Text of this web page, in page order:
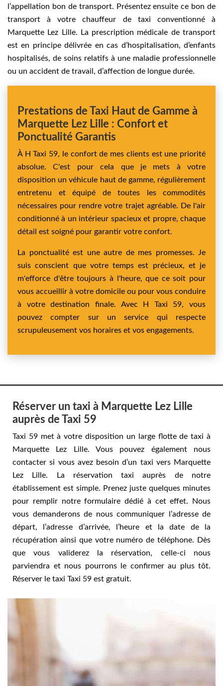
l’appellation bon de transport. Présentez ensuite ce bon de
transport à votre chauffeur de taxi conventionné à
Marquette Lez Lille. La prescription médicale de transport
est en principe délivrée en cas d’hospitalisation, d’enfants
hospitalisés, de soins relatifs à une maladie professionnelle
ou un accident de travail, d’affection de longue durée.
Prestations de Taxi Haut de Gamme à
Marquette Lez Lille : Confort et
Ponctualité Garantis
À H Taxi 59, le confort de mes clients est une priorité
absolue. C'est pour cela que je mets à votre
disposition un véhicule haut de gamme, régulièrement
entretenu et équipé de toutes les commodités
nécessaires pour rendre votre trajet agréable. De l'air
conditionné à un intérieur spacieux et propre, chaque
détail est soigné pour garantir votre confort.
La ponctualité est une autre de mes promesses. Je
suis conscient que votre temps est précieux, et je
m'efforce d'être toujours à l'heure, que ce soit pour
vous accueillir à votre domicile ou pour vous conduire
à votre destination finale. Avec H Taxi 59, vous
pouvez compter sur un service qui respecte
scrupuleusement vos horaires et vos engagements.
Réserver un taxi à Marquette Lez Lille
auprès de Taxi 59
Taxi 59 met à votre disposition un large flotte de taxi à
Marquette Lez Lille. Vous pouvez également nous
contacter si vous avez besoin d’un taxi vers Marquette
Lez Lille. La réservation taxi auprès de notre
établissement est simple. Prenez juste quelques minutes
pour remplir notre formulaire dédié à cet effet. Nous
vous demanderons de nous communiquer l’adresse de
départ, l’adresse d’arrivée, l’heure et la date de la
récupération ainsi que votre numéro de téléphone. Dès
que vous validerez la réservation, celle-ci nous
parviendra et nous pourrons le confirmer au plus tôt.
Réserver le taxi Taxi 59 est gratuit.